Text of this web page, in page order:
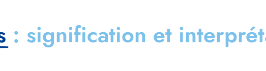
: signification et